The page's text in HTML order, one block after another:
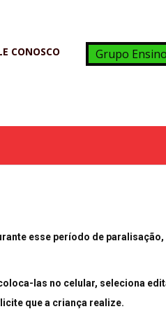
CONOSCO Grupo
esse período de
las no celular, seleciona
que a criança realize.